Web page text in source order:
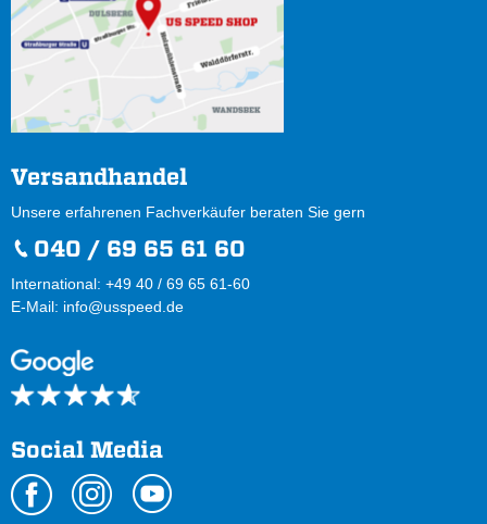
Versandhandel
Unsere erfahrenen Fachverkäufer beraten Sie gern
040 / 69 65 61 60
International: +49 40 / 69 65 61-60
E-Mail: info@usspeed.de
Social Media